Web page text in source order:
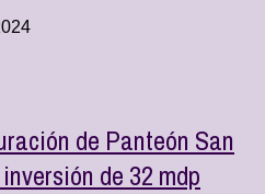
de Panteón San
de 32 mdp